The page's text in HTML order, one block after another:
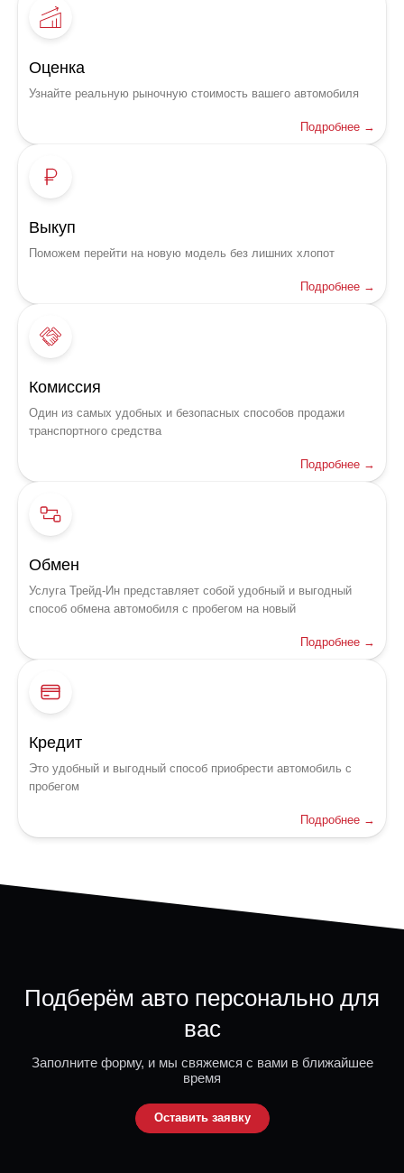
Оценка
Узнайте реальную рыночную стоимость вашего автомобиля
Подробнее →
Выкуп
Поможем перейти на новую модель без лишних хлопот
Подробнее →
Комиссия
Один из самых удобных и безопасных способов продажи
транспортного средства
Подробнее →
Обмен
Услуга Трейд-Ин представляет собой удобный и выгодный
способ обмена автомобиля с пробегом на новый
Подробнее →
Кредит
Это удобный и выгодный способ приобрести автомобиль с
пробегом
Подробнее →
Подберём авто персонально для
вас
Заполните форму, и мы свяжемся с вами в ближайшее
время
Оставить заявку